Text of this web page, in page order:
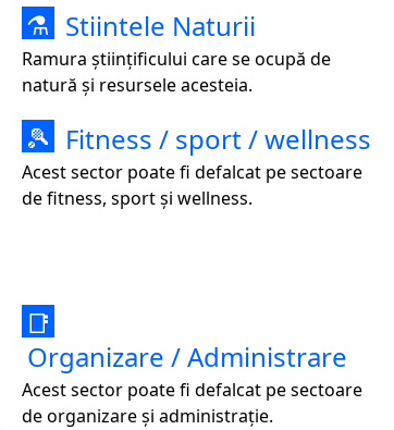
⚗ Stiintele Naturii
Ramura științificului care se ocupă de
natură și resursele acesteia.
🎾 Fitness / sport / wellness
Acest sector poate fi defalcat pe sectoare
de fitness, sport și wellness.
📑
Organizare / Administrare
Acest sector poate fi defalcat pe sectoare
de organizare și administrație.